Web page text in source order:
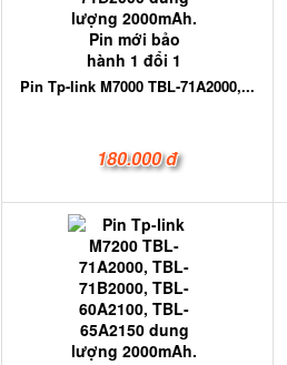
Pin Tp-link M7000 TBL-71A2000,...
180.000 đ